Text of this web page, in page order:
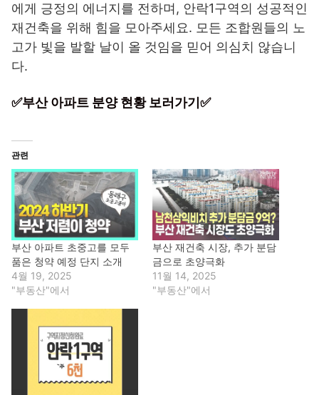
에게 긍정의 에너지를 전하며, 안락1구역의 성공적인
재건축을 위해 힘을 모아주세요. 모든 조합원들의 노
고가 빛을 발할 날이 올 것임을 믿어 의심치 않습니
다.
✅부산 아파트 분양 현황 보러가기✅
관련
부산 아파트 초중고를 모두
품은 청약 예정 단지 소개
4월 19, 2025
"부동산"에서
부산 재건축 시장, 추가 분담
금으로 초양극화
11월 14, 2025
"부동산"에서